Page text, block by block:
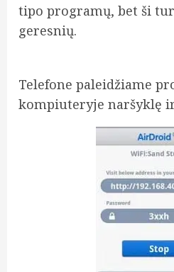
tipo programų, bet ši
geresnių.
Telefone paleidžiame
kompiuteryje naršyklę